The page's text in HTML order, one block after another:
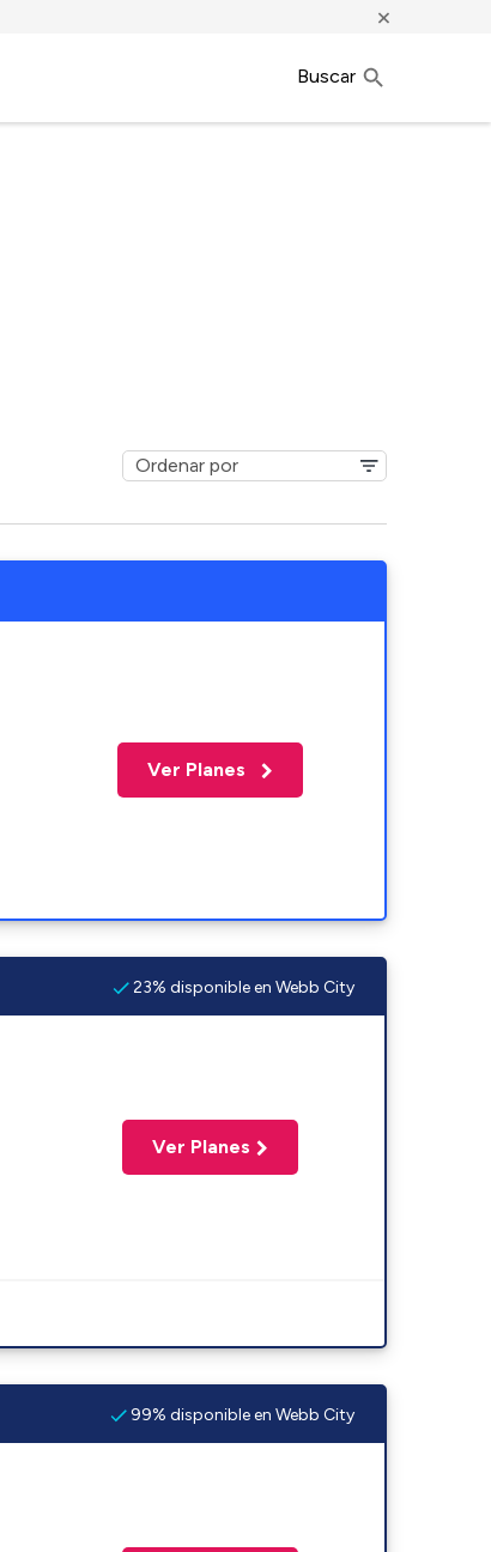
×
Buscar
Ver Planes
23% disponible en Webb City
Ver Planes
99% disponible en Webb City